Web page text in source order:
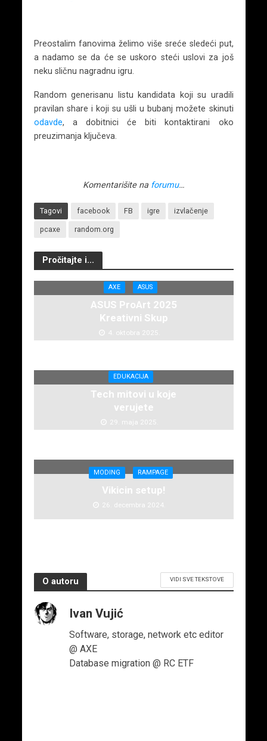
Preostalim fanovima želimo više sreće sledeći put,
a nadamo se da će se uskoro steći uslovi za još
neku sličnu nagradnu igru.
Random generisanu listu kandidata koji su uradili
pravilan share i koji su ušli u bubanj možete skinuti
odavde, a dobitnici će biti kontaktirani oko
preuzimanja ključeva.
Komentarišite na forumu…
Tagovi facebook FB igre izvlačenje
pcaxe random.org
Pročitajte i...
AXE ASUS
ASUS ProArt 2025
Kreativni Skup
4. oktobra 2025.
EDUKACIJA
Tech mitovi u koje
verujete
29. maja 2025.
MODING RAMPAGE
Vikicin setup!
26. decembra 2024.
O autoru VIDI SVE TEKSTOVE
Ivan Vujić
Software, storage, network etc editor
@ AXE
Database migration @ RC ETF